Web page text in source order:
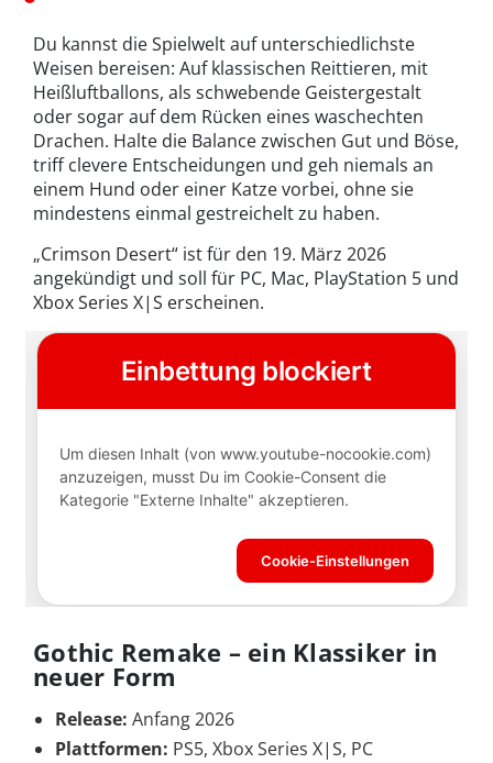
Du kannst die Spielwelt auf unterschiedlichste
Weisen bereisen: Auf klassischen Reittieren, mit
Heißluftballons, als schwebende Geistergestalt
oder sogar auf dem Rücken eines waschechten
Drachen. Halte die Balance zwischen Gut und Böse,
triff clevere Entscheidungen und geh niemals an
einem Hund oder einer Katze vorbei, ohne sie
mindestens einmal gestreichelt zu haben.
„Crimson Desert“ ist für den 19. März 2026
angekündigt und soll für PC, Mac, PlayStation 5 und
Xbox Series X|S erscheinen.
Gothic Remake – ein Klassiker in
neuer Form
Release: Anfang 2026
Plattformen: PS5, Xbox Series X|S, PC